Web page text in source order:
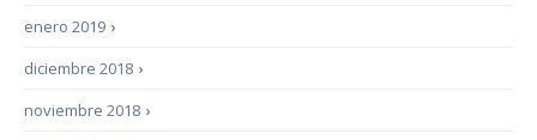
›
enero 2019
›
diciembre 2018
›
noviembre 2018